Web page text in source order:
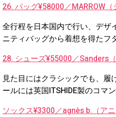
26. バッグ¥58000／MARROW
全行程を日本国内で行い、デザ
ニティバッグから着想を得たフ
28. シューズ¥55000／Sanders
見た目にはクラシックでも、履
ールには英国ITSHIDE製のコマ
ソックス¥3300／agnès b.（ア